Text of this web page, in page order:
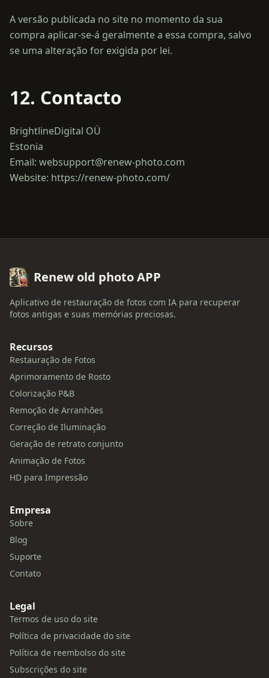
A versão publicada no site no momento da sua
compra aplicar-se-á geralmente a essa compra, salvo
12. Contacto
BrightlineDigital OÜ
Estonia
Email: websupport@renew-photo.com
Renew old photo APP
Aplicativo de restauração de fotos com IA para recuperar
fotos antigas e suas memórias preciosas.
Recursos
Restauração de Fotos
Aprimoramento de Rosto
Colorização P&B
Remoção de Arranhões
Correção de Iluminação
Geração de retrato conjunto
Animação de Fotos
HD para Impressão
Empresa
Sobre
Blog
Suporte
Contato
Legal
Termos de uso do site
Política de privacidade do site
Política de reembolso do site
Subscrições do site